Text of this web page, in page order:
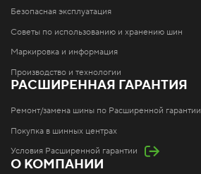
Безопасная эксплуатация
Советы по использованию и хранению шин
Маркировка и информация
Производство и технологии
РАСШИРЕННАЯ ГАРАНТИЯ
Ремонт/замена шины по Расширенной гарантии
Покупка в шинных центрах
Условия Расширенной гарантии
О КОМПАНИИ